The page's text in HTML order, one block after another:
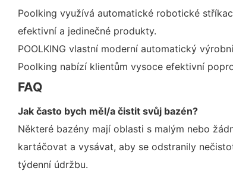
Poolking využívá automatické robotické
efektivní a jedinečné produkty.
POOLKING vlastní moderní automatický
Poolking nabízí klientům vysoce efektivní
FAQ
Jak často bych měl/a čistit svůj bazén?
Některé bazény mají oblasti s malým nebo
kartáčovat a vysávat, aby se odstranily
týdenní údržbu.